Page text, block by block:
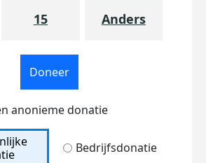
15 Anders
Doneer
anonieme donatie
Bedrijfsdonatie